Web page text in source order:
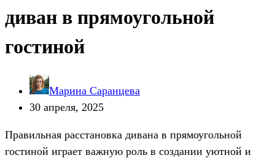
диван в прямоугольной
гостиной
Марина Саранцева
30 апреля, 2025
Правильная расстановка дивана в прямоугольной
гостиной играет важную роль в создании уютной и